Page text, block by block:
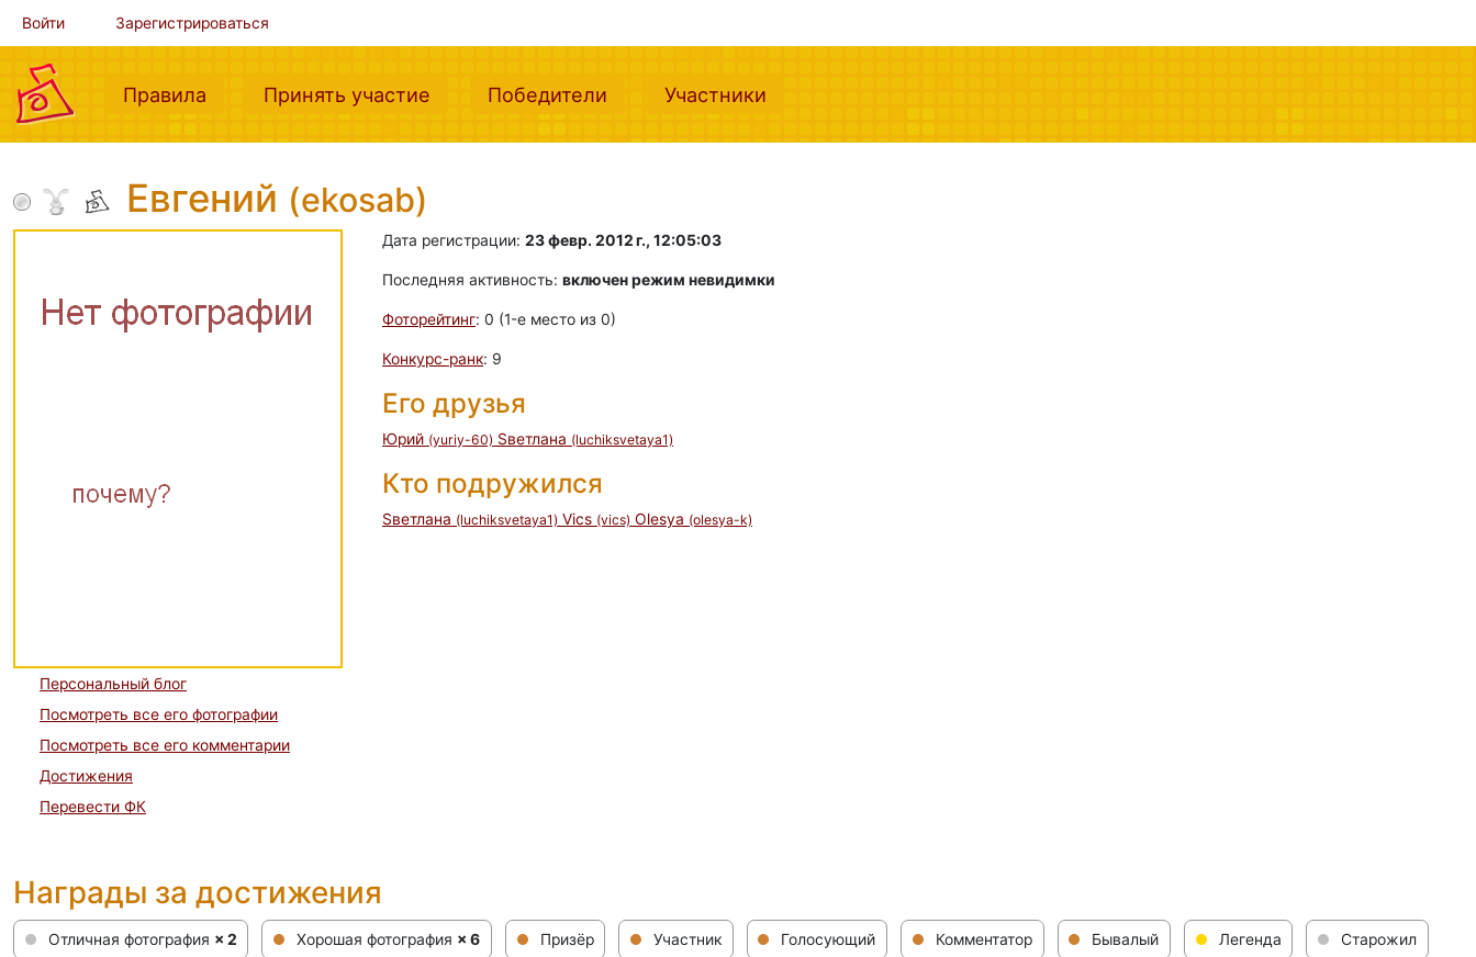
Войти Зарегистрироваться
Правила (current)Принять участие (current)Победители (current)Участники
Евгений (ekosab)
Персональный блог
Посмотреть все его фотографии
Посмотреть все его комментарии
Достижения
Перевести ФК
Дата регистрации: 23 февр. 2012 г., 12:05:03
Последняя активность: включен режим невидимки
Фоторейтинг: 0 (1-e место из 0)
Конкурс-ранк: 9
Его друзья
Юрий (yuriy-60) Sветлана (luchiksvetaya1)
Кто подружился
Sветлана (luchiksvetaya1) Vics (vics) Olesya (olesya-k)
Награды за достижения
Отличная фотография × 2 Хорошая фотография × 6 Призёр Участник Голосующий Комментатор Бывалый Легенда Старожил